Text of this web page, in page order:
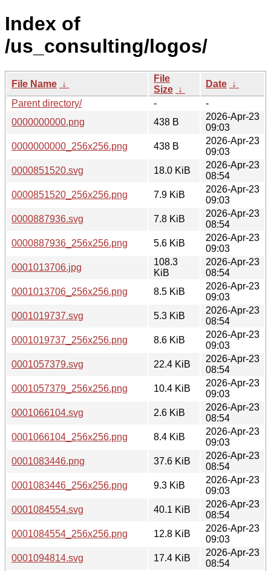
Index of
/us_consulting/logos/
File Name ↓
File
Size ↓
Date ↓
Parent directory/
-
-
0000000000.png
438 B
2026-Apr-23
09:03
0000000000_256x256.png
438 B
2026-Apr-23
09:03
0000851520.svg
18.0 KiB
2026-Apr-23
08:54
0000851520_256x256.png
7.9 KiB
2026-Apr-23
09:03
0000887936.svg
7.8 KiB
2026-Apr-23
08:54
0000887936_256x256.png
5.6 KiB
2026-Apr-23
09:03
0001013706.jpg
108.3
KiB
2026-Apr-23
08:54
0001013706_256x256.png
8.5 KiB
2026-Apr-23
09:03
0001019737.svg
5.3 KiB
2026-Apr-23
08:54
0001019737_256x256.png
8.6 KiB
2026-Apr-23
09:03
0001057379.svg
22.4 KiB
2026-Apr-23
08:54
0001057379_256x256.png
10.4 KiB
2026-Apr-23
09:03
0001066104.svg
2.6 KiB
2026-Apr-23
08:54
0001066104_256x256.png
8.4 KiB
2026-Apr-23
09:03
0001083446.png
37.6 KiB
2026-Apr-23
08:54
0001083446_256x256.png
9.3 KiB
2026-Apr-23
09:03
0001084554.svg
40.1 KiB
2026-Apr-23
08:54
0001084554_256x256.png
12.8 KiB
2026-Apr-23
09:03
0001094814.svg
17.4 KiB
2026-Apr-23
08:54